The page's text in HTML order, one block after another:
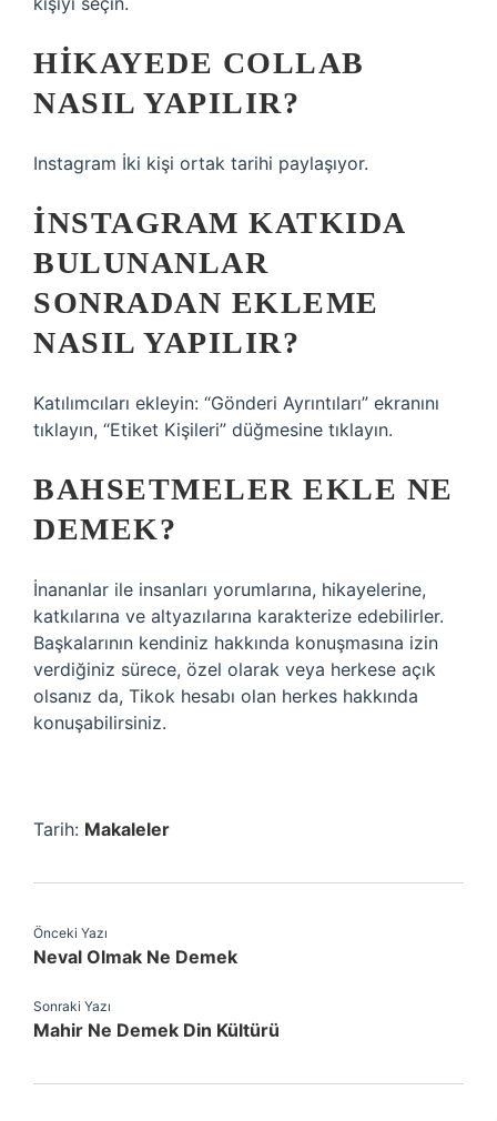
HIKAYEDE COLLAB
NASIL YAPILIR?
Instagram İki kişi ortak tarihi paylaşıyor.
İNSTAGRAM KATKIDA
BULUNANLAR
SONRADAN EKLEME
NASIL YAPILIR?
Katılımcıları ekleyin: “Gönderi Ayrıntıları” ekranını
tıklayın, “Etiket Kişileri” düğmesine tıklayın.
BAHSETMELER EKLE NE
DEMEK?
İnananlar ile insanları yorumlarına, hikayelerine,
katkılarına ve altyazılarına karakterize edebilirler.
Başkalarının kendiniz hakkında konuşmasına izin
verdiğiniz sürece, özel olarak veya herkese açık
olsanız da, Tikok hesabı olan herkes hakkında
konuşabilirsiniz.
Tarih: Makaleler
Önceki Yazı
Neval Olmak Ne Demek
Sonraki Yazı
Mahir Ne Demek Din Kültürü